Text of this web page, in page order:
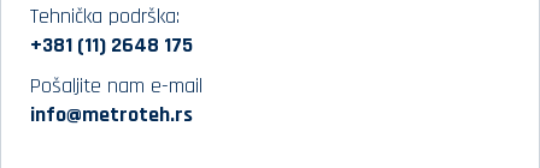
Tehnička podrška:
+381 (11) 2648 175
Pošaljite nam e-mail
info@metroteh.rs